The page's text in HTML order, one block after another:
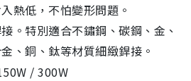
熱低，不怕變形問題。
。特別適合不鏽鋼、碳鋼、金、
、銅、鈦等材質細緻銲接。
/ 300W